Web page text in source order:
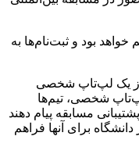
کل تیم‌های مجاز برای شرکت ۶۰ تیم خواهد بود و ثبت‌نام‌ها به
از یک لپ‌تاپ شخصی
شخصی، تیم‌ها
به ایمیل پشتیبانی مسابقه پیام دهند
برای آنها فراهم